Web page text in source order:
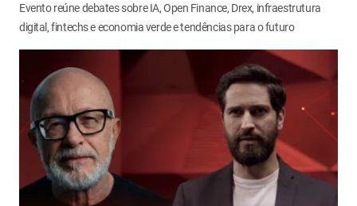
Evento reúne debates sobre IA, Open Finance, Drex, infraestrutura
digital, fintechs e economia verde e tendências para o futuro